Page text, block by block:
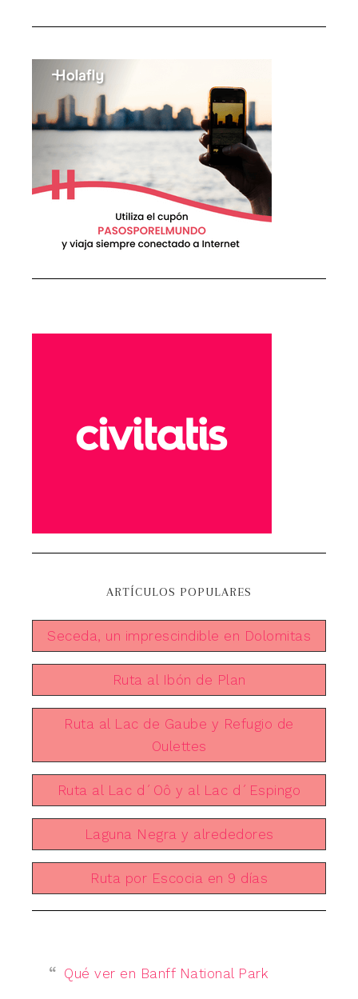
ARTÍCULOS POPULARES
Seceda, un imprescindible en Dolomitas
Ruta al Ibón de Plan
Ruta al Lac de Gaube y Refugio de
Oulettes
Ruta al Lac d´Oô y al Lac d´Espingo
Laguna Negra y alrededores
Ruta por Escocia en 9 días
Qué ver en Banff National Park